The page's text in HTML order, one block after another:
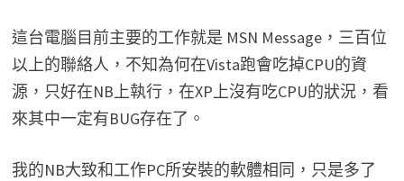
這台電腦目前主要的工作就是 MSN Message，三百位
以上的聯絡人，不知為何在Vista跑會吃掉CPU的資
源，只好在NB上執行，在XP上沒有吃CPU的狀況，看
來其中一定有BUG存在了。
我的NB大致和工作PC所安裝的軟體相同，只是多了